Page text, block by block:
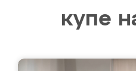
купе